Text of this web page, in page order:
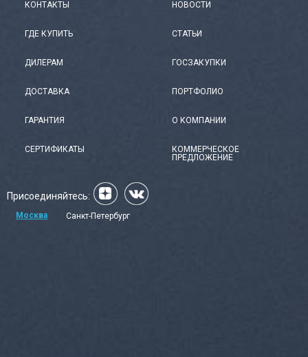
КОНТАКТЫ
ГДЕ КУПИТЬ
ДИЛЕРАМ
ДОСТАВКА
ГАРАНТИЯ
СЕРТИФИКАТЫ
НОВОСТИ
СТАТЬИ
ГОСЗАКУПКИ
ПОРТФОЛИО
О КОМПАНИИ
КОММЕРЧЕСКОЕ
ПРЕДЛОЖЕНИЕ
Присоединяйтесь:
Москва Санкт-Петербург